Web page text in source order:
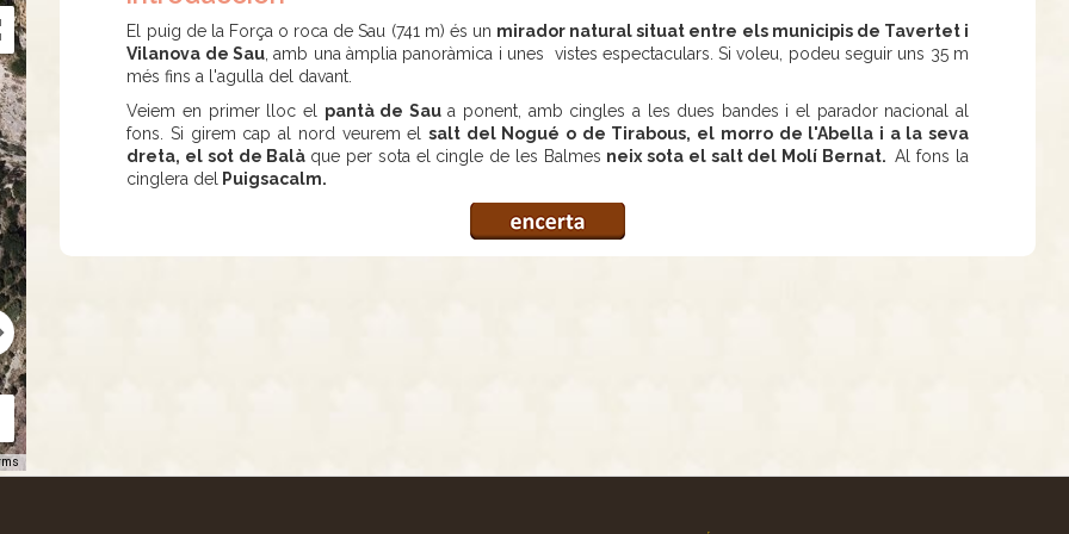
El puig de la Força o roca de Sau (741 m) és un mirador natural situat entre els municipis de Tavertet i
Vilanova de Sau , amb una àmplia panoràmica i unes vistes espectaculars. Si voleu, podeu seguir uns 35 m
més fins a l'agulla del davant.
Veiem en primer lloc el pantà de Saua ponent, amb cingles a les dues bandes i el parador nacional al
fons. Si girem cap al nord veurem el salt del Nogué o de Tirabous, el morro de l'Abella i a la seva
dreta, el sot de Balà que per sota el cingle de les Balmes neix sota el salt del Molí Bernat.Al fons la
cinglera del
Puigsacalm.